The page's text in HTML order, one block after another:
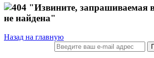
"Извините, запрашиваемая
не найдена"
Назад на главную